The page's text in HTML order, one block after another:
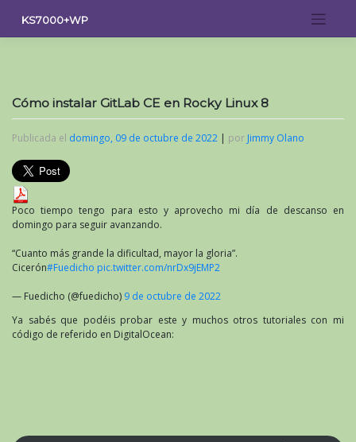
contenido
KS7000+WP
Cómo instalar GitLab CE en Rocky Linux 8
Publicada el domingo, 09 de octubre de 2022 | por Jimmy Olano
Poco tiempo tengo para esto y aprovecho mi día de descanso en
domingo para seguir avanzando.
“Cuanto más grande la dificultad, mayor la gloria”.
Cicerón#Fuedicho pic.twitter.com/nrDx9jEMP2
— Fuedicho (@fuedicho) 9 de octubre de 2022
Ya sabés que podéis probar este y muchos otros tutoriales con mi
código de referido en DigitalOcean: